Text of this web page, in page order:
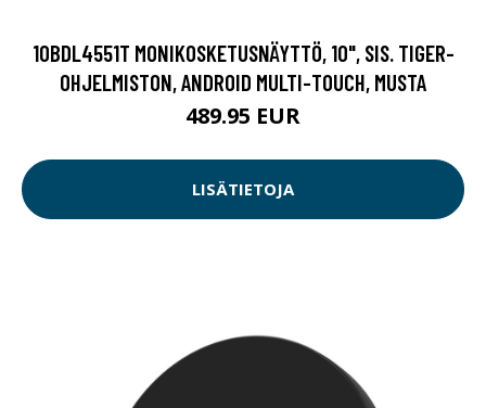
10BDL4551T MONIKOSKETUSNÄYTTÖ, 10", SIS. TIGER-
OHJELMISTON, ANDROID MULTI-TOUCH, MUSTA
489.95 EUR
LISÄTIETOJA